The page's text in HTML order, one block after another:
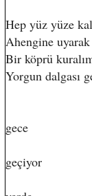
Hep yüz yüze
Ahengine uyarak
Bir köprü
Yorgun dalgası
gece
geçiyor